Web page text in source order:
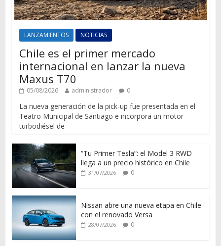
LANZAMIENTOS NOTICIAS
Chile es el primer mercado
internacional en lanzar la nueva
Maxus T70
05/08/2026 administrador 0
La nueva generación de la pick-up fue presentada en el
Teatro Municipal de Santiago e incorpora un motor
turbodiésel de
“Tu Primer Tesla”: el Model 3 RWD
llega a un precio histórico en Chile
31/07/2026 0
Nissan abre una nueva etapa en Chile
con el renovado Versa
28/07/2026 0